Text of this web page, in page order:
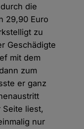
die
29,90 Euro
zu
Geschädigte
mit dem
zum
er ganz
Seite liest,
nur